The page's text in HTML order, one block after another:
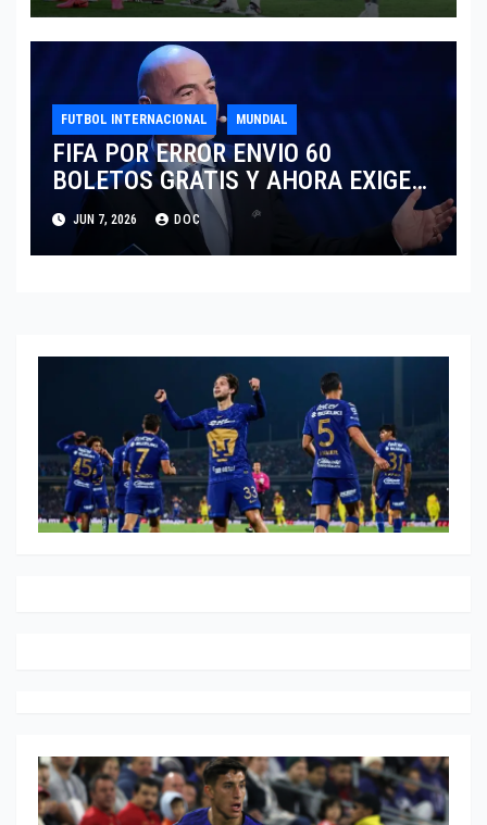
FUTBOL INTERNACIONAL MUNDIAL
FIFA POR ERROR ENVIO 60
BOLETOS GRATIS Y AHORA EXIGE
COBRO.
JUN 7, 2026 DOC